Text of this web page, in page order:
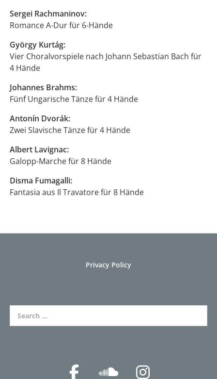
Sergei Rachmaninov:
Romance A-Dur für 6-Hände
György Kurtág:
Vier Choralvorspiele nach Johann Sebastian Bach für
4 Hände
Johannes Brahms:
Fünf Ungarische Tänze für 4 Hände
Antonín Dvorák:
Zwei Slavische Tänze für 4 Hände
Albert Lavignac:
Galopp-Marche für 8 Hände
Disma Fumagalli:
Fantasia aus Il Travatore für 8 Hände
Privacy Policy
Search for: